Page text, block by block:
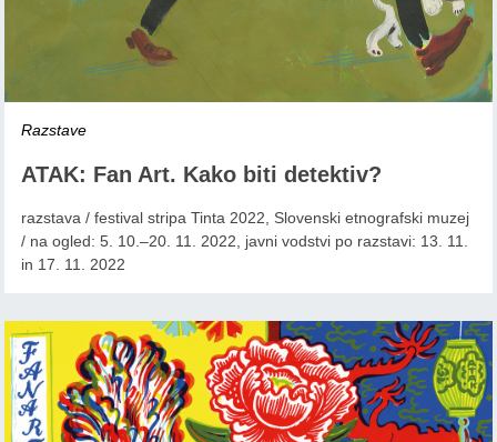
Razstave
ATAK: Fan Art. Kako biti detektiv?
razstava / festival stripa Tinta 2022, Slovenski etnografski muzej
/ na ogled: 5. 10.–20. 11. 2022, javni vodstvi po razstavi: 13. 11.
in 17. 11. 2022